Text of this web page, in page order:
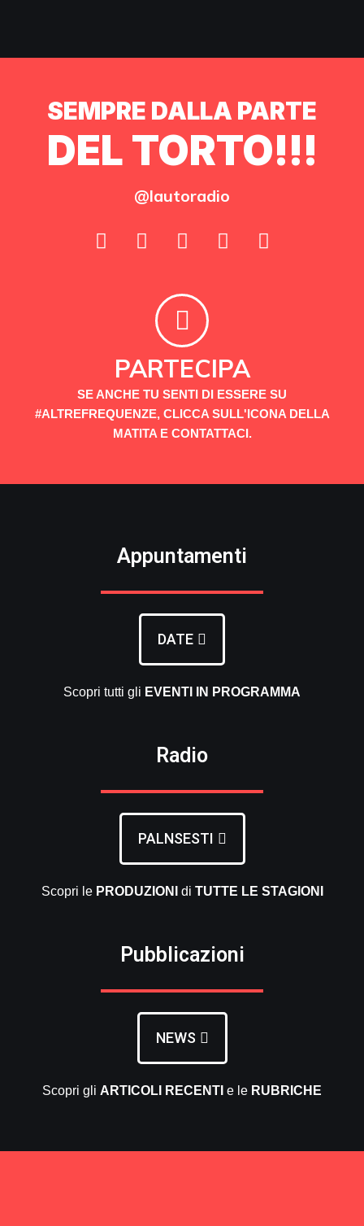
SEMPRE DALLA PARTE
DEL TORTO!!!
@lautoradio
PARTECIPA
SE ANCHE TU SENTI DI ESSERE SU
#ALTREFREQUENZE, CLICCA SULL'ICONA DELLA
MATITA E CONTATTACI.
Appuntamenti
DATE
Scopri tutti gli EVENTI IN PROGRAMMA
Radio
PALNSESTI
Scopri le PRODUZIONI di TUTTE LE STAGIONI
Pubblicazioni
NEWS
Scopri gli ARTICOLI RECENTI e le RUBRICHE